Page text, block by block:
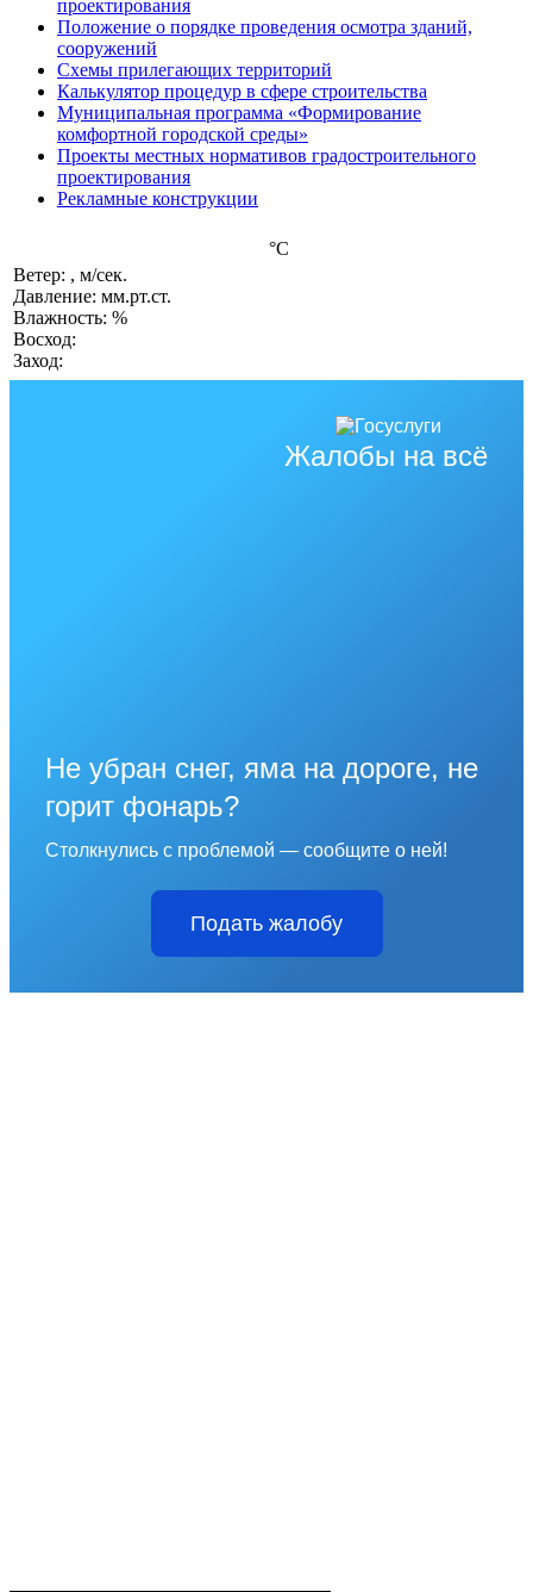
проектирования
Положение о порядке проведения осмотра зданий,
сооружений
Схемы прилегающих территорий
Калькулятор процедур в сфере строительства
Муниципальная программа «Формирование
комфортной городской среды»
Проекты местных нормативов градостроительного
проектирования
Рекламные конструкции
°C
Ветер: , м/сек.
Давление: мм.рт.ст.
Влажность: %
Восход:
Заход:
Жалобы на всё
Не убран снег, яма на дороге, не
горит фонарь?
Столкнулись с проблемой — сообщите о ней!
Подать жалобу